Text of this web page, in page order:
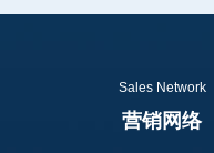
Sales Network
营销网络